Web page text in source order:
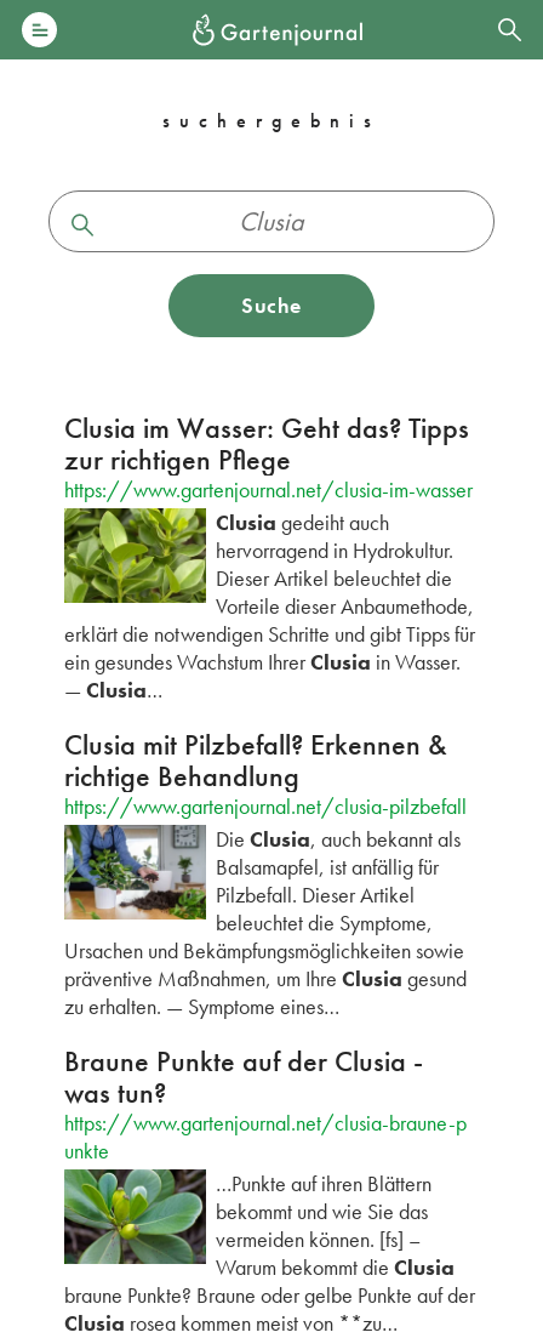
suchergebnis
Suche
Clusia im Wasser: Geht das? Tipps
zur richtigen Pflege
https://www.gartenjournal.net/clusia-im-wasser
Clusia gedeiht auch
hervorragend in Hydrokultur.
Dieser Artikel beleuchtet die
Vorteile dieser Anbaumethode,
erklärt die notwendigen Schritte und gibt Tipps für
ein gesundes Wachstum IhrerClusia in Wasser.
—Clusia…
Clusia mit Pilzbefall? Erkennen &
richtige Behandlung
https://www.gartenjournal.net/clusia-pilzbefall
Die Clusia, auch bekannt als
Balsamapfel, ist anfällig für
Pilzbefall. Dieser Artikel
beleuchtet die Symptome,
Ursachen und Bekämpfungsmöglichkeiten sowie
präventive Maßnahmen, um Ihre Clusia gesund
zu erhalten. — Symptome eines…
Braune Punkte auf der Clusia -
was tun?
https://www.gartenjournal.net/clusia-braune-p
unkte
…Punkte auf ihren Blättern
bekommt und wie Sie das
vermeiden können. [fs] –
Warum bekommt die Clusia
braune Punkte? Braune oder gelbe Punkte auf der
Clusia rosea kommen meist von **zu…